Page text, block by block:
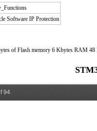
Software IP Protection
of Flash memory 6 Kbytes RAM